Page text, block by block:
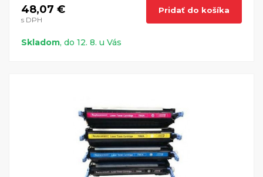
48,07 €
s DPH
Pridať do košíka
Skladom, do 12. 8. u Vás